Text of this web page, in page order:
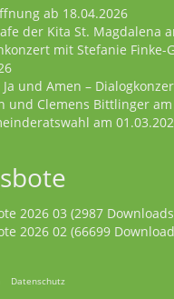
ab 18.04.2026
der Kita St. Magdalena
mit Stefanie Finke-
und Amen –
und Clemens Bittlinger am
am
2026 03 (2987
2026 02 (66699
Datenschutz